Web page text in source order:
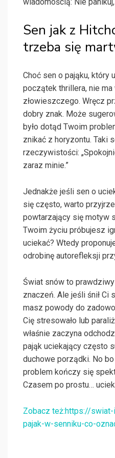
Sen jak z
trzeba się
Choć sen o pająku, który
początek thrillera, nie ma
złowieszczego. Wręcz
dobry znak. Może
było dotąd Twoim
znikać z horyzontu. Taki
rzeczywistości:
zaraz minie.”
Jednakże jeśli sen o
się często, warto
powtarzający się motyw
Twoim życiu próbujesz
uciekać? Wtedy
odrobinę autorefleksji
Świat snów to
znaczeń. Ale jeśli śnił Ci
masz powody do
Cię stresowało lub
właśnie zaczyna
pająk uciekający często
duchowe porządki. No
problem kończy się
Czasem po prostu…
Zobacz też:https://
pajak-w-senniku-co-